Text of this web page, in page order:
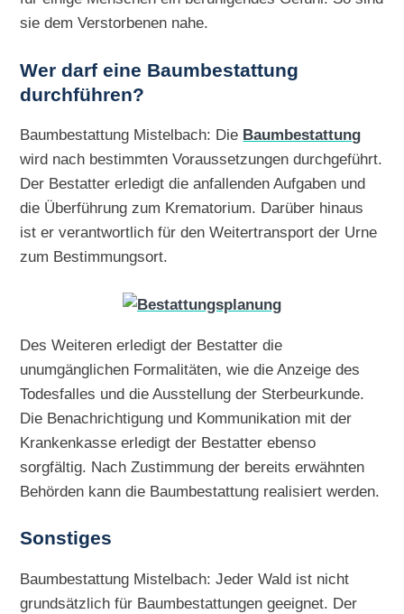
sie dem Verstorbenen nahe.
Wer darf eine Baumbestattung
durchführen?
Baumbestattung Mistelbach: Die Baumbestattung
wird nach bestimmten Voraussetzungen durchgeführt.
Der Bestatter erledigt die anfallenden Aufgaben und
die Überführung zum Krematorium. Darüber hinaus
ist er verantwortlich für den Weitertransport der Urne
zum Bestimmungsort.
Des Weiteren erledigt der Bestatter die
unumgänglichen Formalitäten, wie die Anzeige des
Todesfalles und die Ausstellung der Sterbeurkunde.
Die Benachrichtigung und Kommunikation mit der
Krankenkasse erledigt der Bestatter ebenso
sorgfältig. Nach Zustimmung der bereits erwähnten
Behörden kann die Baumbestattung realisiert werden.
Sonstiges
Baumbestattung Mistelbach: Jeder Wald ist nicht
grundsätzlich für Baumbestattungen geeignet. Der